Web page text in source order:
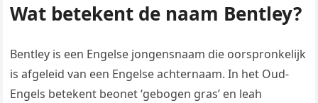
Wat betekent de naam Bentley?
Bentley is een Engelse jongensnaam die oorspronkelijk
is afgeleid van een Engelse achternaam. In het Oud-
Engels betekent beonet ‘gebogen gras’ en leah